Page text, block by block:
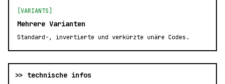
[VARIANTS]
Mehrere Varianten
Standard-, invertierte und verkürzte unäre Codes.
>> technische infos